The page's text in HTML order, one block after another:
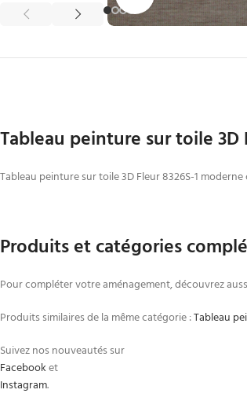
Tableau peinture sur toile 3D
Tableau peinture sur toile 3D Fleur 8326S-1
Produits et catégories
Pour compléter votre aménagement, découvrez
Produits similaires de la même catégorie :Tableau
Suivez nos nouveautés sur
Facebooket
Instagram.